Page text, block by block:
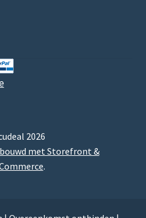
2026
met Storefront &
.